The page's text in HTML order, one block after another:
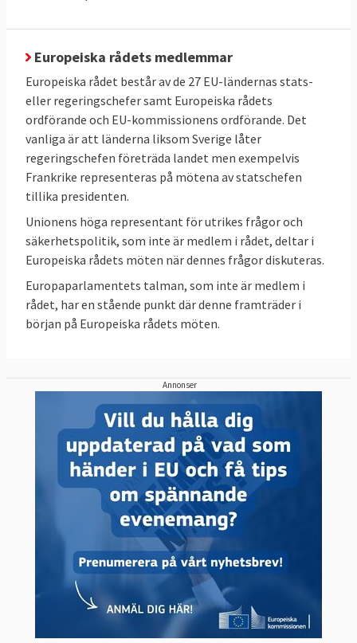
Europeiska rådets medlemmar
Europeiska rådet består av de 27 EU-ländernas stats-
eller regeringschefer samt Europeiska rådets
ordförande och EU-kommissionens ordförande. Det
vanliga är att länderna liksom Sverige låter
regeringschefen företräda landet men exempelvis
Frankrike representeras på mötena av statschefen
tillika presidenten.
Unionens höga representant för utrikes frågor och
säkerhetspolitik, som inte är medlem i rådet, deltar i
Europeiska rådets möten när dennes frågor diskuteras.
Europaparlamentets talman, som inte är medlem i
rådet, har en stående punkt där denne framträder i
början på Europeiska rådets möten.
Annonser